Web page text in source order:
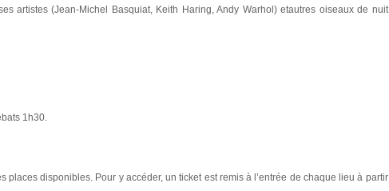
artistes (Jean-Michel Basquiat, Keith Haring, Andy Warhol) etautres oiseaux de nuit
1h30.
places disponibles. Pour y accéder, un ticket est remis à l’entrée de chaque lieu à partir